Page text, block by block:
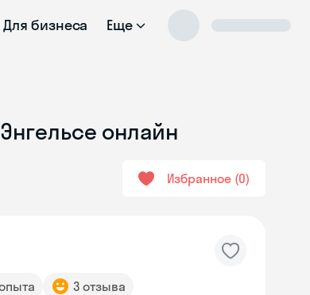
Для бизнеса Еще
онлайн
Избранное 0
3 отзыва